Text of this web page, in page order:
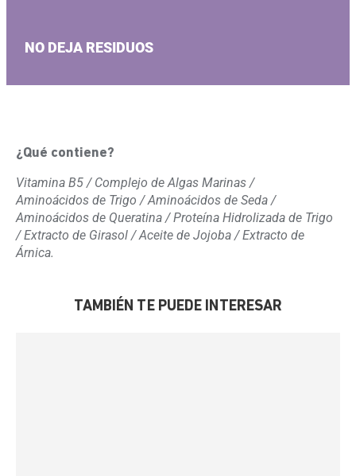
NO DEJA RESIDUOS
¿Qué contiene?
Vitamina B5 / Complejo de Algas Marinas /
Aminoácidos de Trigo / Aminoácidos de Seda /
Aminoácidos de Queratina / Proteína Hidrolizada de Trigo
/ Extracto de Girasol / Aceite de Jojoba /Extracto de
Árnica.
TAMBIÉN TE PUEDE INTERESAR